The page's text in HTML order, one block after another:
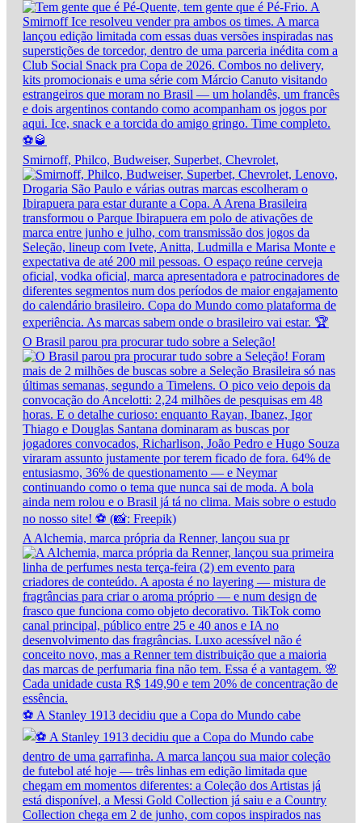
Smirnoff, Philco, Budweiser, Superbet, Chevrolet,
O Brasil parou pra procurar tudo sobre a Seleção!
A Alchemia, marca própria da Renner, lançou sua pr
⚽ A Stanley 1913 decidiu que a Copa do Mundo cabe